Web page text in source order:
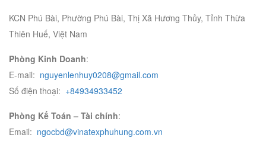
KCN Phú Bài, Phường Phú Bài, Thị Xã Hương Thủy, Tỉnh Thừa
Thiên Huế, Việt Nam
Phòng Kinh Doanh:
E-mail: nguyenlenhuy0208@gmail.com
Số điện thoại: +84934933452
Phòng Kế Toán – Tài chính:
Email: ngocbd@vinatexphuhung.com.vn